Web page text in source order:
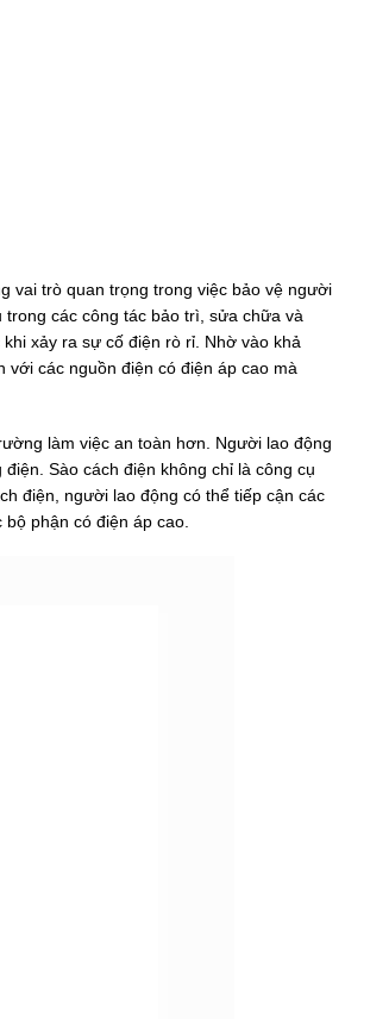
vai trò quan trọng trong việc bảo vệ người
trong các công tác bảo trì, sửa chữa và
xảy ra sự cố điện rò rỉ. Nhờ vào khả
với các nguồn điện có điện áp cao mà
làm việc an toàn hơn. Người lao động
Sào cách điện không chỉ là công cụ
điện, người lao động có thể tiếp cận các
phận có điện áp cao.